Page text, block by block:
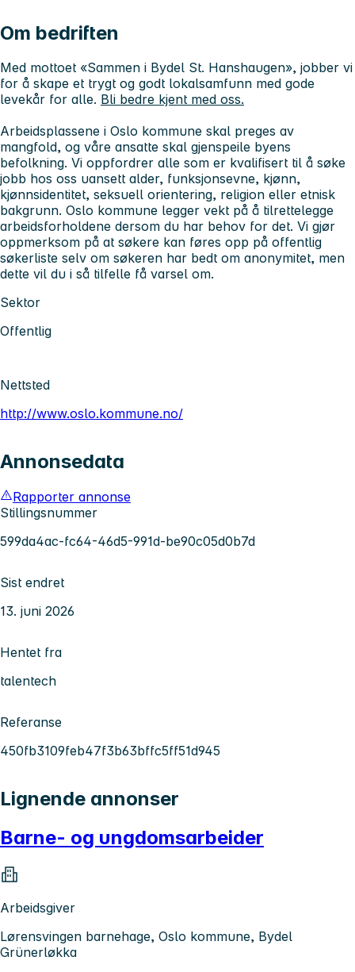
Om bedriften
Med mottoet «Sammen i Bydel St. Hanshaugen», jobber vi
for å skape et trygt og godt lokalsamfunn med gode
levekår for alle. Bli bedre kjent med oss.
Arbeidsplassene i Oslo kommune skal preges av
mangfold, og våre ansatte skal gjenspeile byens
befolkning. Vi oppfordrer alle som er kvalifisert til å søke
jobb hos oss uansett alder, funksjonsevne, kjønn,
kjønnsidentitet, seksuell orientering, religion eller etnisk
bakgrunn. Oslo kommune legger vekt på å tilrettelegge
arbeidsforholdene dersom du har behov for det. Vi gjør
oppmerksom på at søkere kan føres opp på offentlig
søkerliste selv om søkeren har bedt om anonymitet, men
dette vil du i så tilfelle få varsel om.
Sektor
Offentlig
Nettsted
http://www.oslo.kommune.no/
Annonsedata
Rapporter annonse
Stillingsnummer
599da4ac-fc64-46d5-991d-be90c05d0b7d
Sist endret
13. juni 2026
Hentet fra
talentech
Referanse
450fb3109feb47f3b63bffc5ff51d945
Lignende annonser
Barne- og ungdomsarbeider
Arbeidsgiver
Lørensvingen barnehage, Oslo kommune, Bydel
Grünerløkka